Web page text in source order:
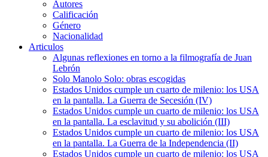
Autores
Calificación
Género
Nacionalidad
Articulos
Algunas reflexiones en torno a la filmografía de Juan
Lebrón
Solo Manolo Solo: obras escogidas
Estados Unidos cumple un cuarto de milenio: los USA
en la pantalla. La Guerra de Secesión (IV)
Estados Unidos cumple un cuarto de milenio: los USA
en la pantalla. La esclavitud y su abolición (III)
Estados Unidos cumple un cuarto de milenio: los USA
en la pantalla. La Guerra de la Independencia (II)
Estados Unidos cumple un cuarto de milenio: los USA